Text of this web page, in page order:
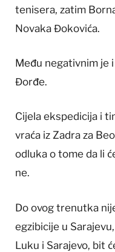
tenisera, zatim
Novaka Đokovića.
Među negativnim je
Đorđe.
Cijela ekspedicija i
vraća iz Zadra za
odluka o tome da li
ne.
Do ovog trenutka
egzibicije u
Luku i Sarajevo, bit